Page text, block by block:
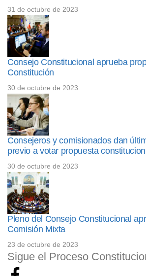
31 de octubre de 2023
Consejo Constitucional aprueba
Constitución
30 de octubre de 2023
Consejeros y comisionados dan
previo a votar propuesta
30 de octubre de 2023
Pleno del Consejo Constitucional
Comisión Mixta
23 de octubre de 2023
Sigue el Proceso